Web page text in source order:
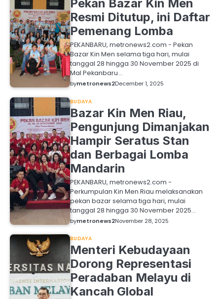
Pekan Bazar Kin Men
Resmi Ditutup, ini Daftar
Pemenang Lomba
PEKANBARU, metronews2.com - Pekan
Bazar Kin Men selama tiga hari, mulai
tanggal 28 hingga 30 November 2025 di
Mal Pekanbaru…
bymetronews2December 1, 2025
BUDAYA
Bazar Kin Men Riau,
Pengunjung Dimanjakan
Hampir Seratus Stan
dan Berbagai Lomba
Mandarin
PEKANBARU, metronews2.com -
Perkumpulan Kin Men Riau melaksanakan
pekan bazar selama tiga hari, mulai
tanggal 28 hingga 30 November 2025…
bymetronews2November 28, 2025
BUDAYA
Menteri Kebudayaan
Dorong Representasi
Peradaban Melayu di
Kancah Global